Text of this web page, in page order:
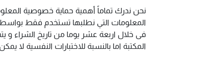
نحن ندرك تماماً أهمية حماية خصوصية
المعلومات التي نطلبها تستخدم فقط
فى خلال اربعة عشر يوما من تاريخ الشراء
المكتبة اما بالنسبة للاختبارات النفسية